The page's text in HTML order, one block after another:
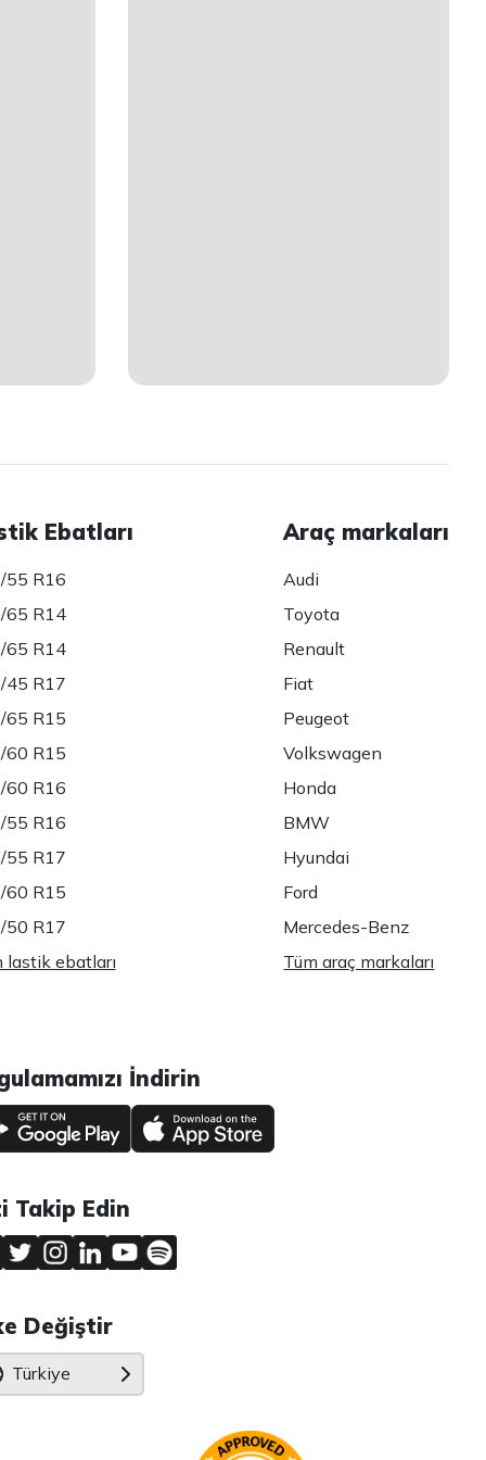
Ebatları
55 R16
65 R14
65 R14
45 R17
65 R15
60 R15
60 R16
55 R16
55 R17
60 R15
50 R17
lastik ebatları
Araç markaları
Audi
Toyota
Renault
Fiat
Peugeot
Volkswagen
Honda
BMW
Hyundai
Ford
Mercedes-Benz
Tüm araç markaları
İndirin
Takip Edin
Değiştir
Türkiye